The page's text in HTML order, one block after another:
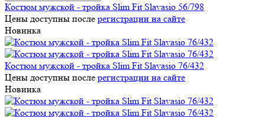
Костюм мужской - тройка Slim Fit Slavasio 56/798
Цены доступны после регистрации на сайте
Новинка
Костюм мужской - тройка Slim Fit Slavasio 76/432
Цены доступны после регистрации на сайте
Новинка